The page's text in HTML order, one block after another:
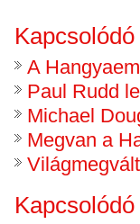
A
Paul Rudd
Michael
Megvan a